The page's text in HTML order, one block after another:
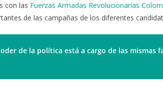
con las Fuerzas Armadas Revolucionarias
de las campañas de los diferentes
de la política está a cargo de las mismas